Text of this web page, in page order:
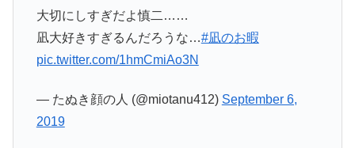
大切にしすぎだよ慎二……
凪大好きすぎるんだろうな…#凪のお暇
pic.twitter.com/1hmCmiAo3N
— たぬき顔の人 (@miotanu412) September 6,
2019